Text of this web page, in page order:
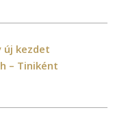
új kezdet
– Tiniként